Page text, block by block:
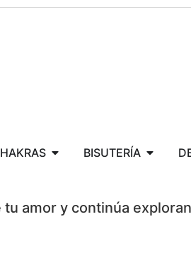
BISUTERÍA
amor y continúa